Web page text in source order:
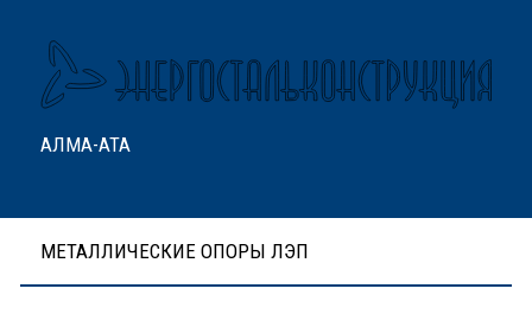
АЛМА-АТА
МЕТАЛЛИЧЕСКИЕ ОПОРЫ ЛЭП